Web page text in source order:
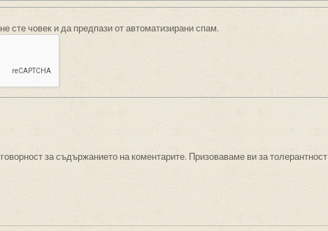
сте човек и да предпази от автоматизирани спам.
за съдържанието на коментарите. Призоваваме ви за толерантност